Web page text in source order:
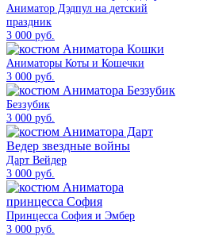
Аниматор Дэдпул на детский
праздник
3 000 руб.
Аниматоры Коты и Кошечки
3 000 руб.
Беззубик
3 000 руб.
Дарт Вейдер
3 000 руб.
Принцесса София и Эмбер
3 000 руб.